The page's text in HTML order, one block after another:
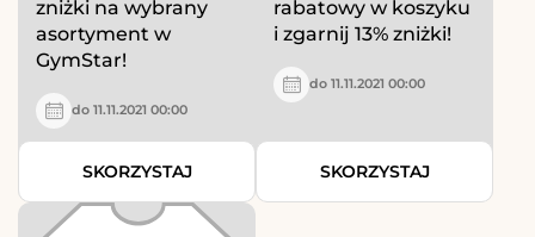
zniżki na wybrany
asortyment w
GymStar!
do 11.11.2021 00:00
SKORZYSTAJ
rabatowy w koszyku
i zgarnij 13% zniżki!
do 11.11.2021 00:00
SKORZYSTAJ